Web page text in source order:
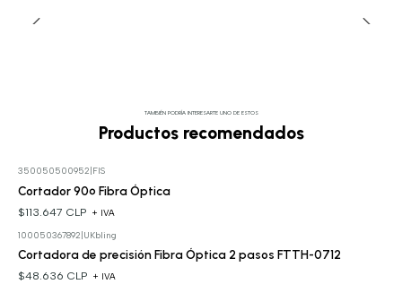
TAMBIÉN PODRÍA INTERESARTE UNO DE ESTOS
Productos recomendados
350050500952 FIS
Cortador 90º Fibra Óptica
$113.647 CLP + IVA
100050367892 UKbling
Cortadora de precisión Fibra Óptica 2 pasos FTTH-0712
$48.636 CLP + IVA